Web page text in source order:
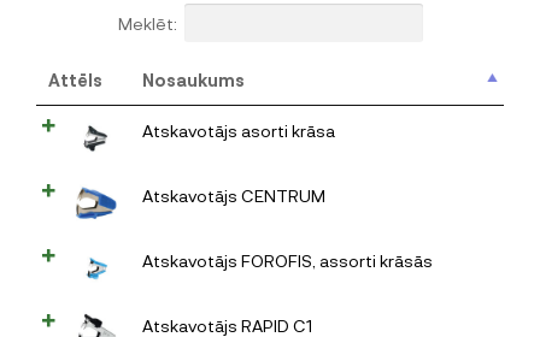
Meklēt:
Attēls Nosaukums
Atskavotājs asorti krāsa
Atskavotājs CENTRUM
Atskavotājs FOROFIS, assorti krāsās
Atskavotājs RAPID C1